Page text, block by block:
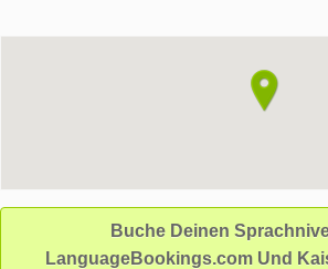
Wir verpflichten uns zu höchster Qualität
wissen, dass sie Top-Qualität-Lehre ab
Buche Deinen
LanguageBookings.com Und